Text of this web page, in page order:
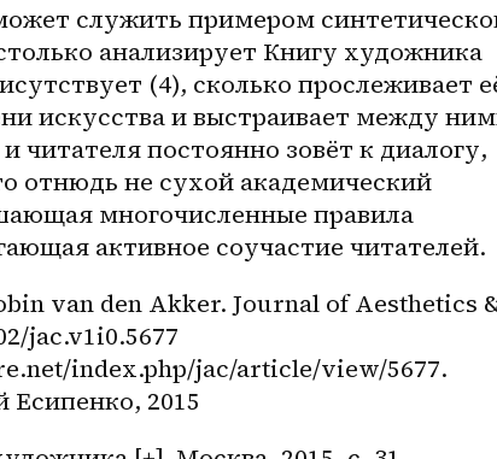
служить примером
анализирует Книгу художника
(4), сколько прослеживает
искусства и выстраивает между
читателя постоянно зовёт к диалогу,
отнюдь не сухой академический
многочисленные правила
активное соучастие читателей.
van den Akker. Journal of Aesthetics
jac.v1i0.5677
index.php/jac/article/view/5677.
Есипенко, 2015